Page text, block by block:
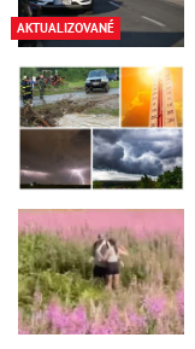
AKTUALIZOVANÉ